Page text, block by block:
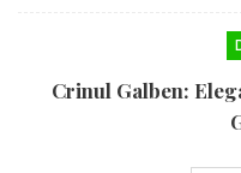
Crinul Galben: